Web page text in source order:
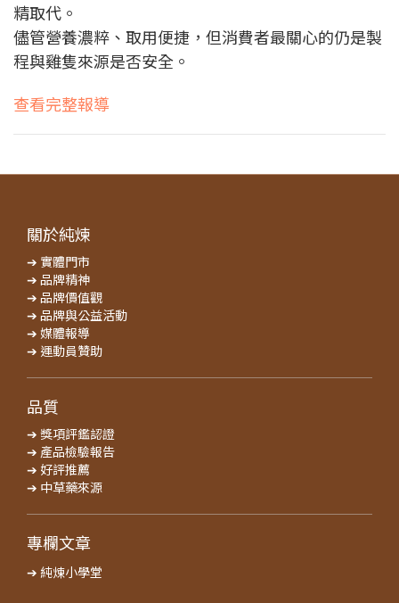
精取代。
儘管營養濃粹、取用便捷，但消費者最關心的仍是製
程與雞隻來源是否安全。
查看完整報導
關於純煉
➔ 實體門市
➔ 品牌精神
➔ 品牌價值觀
➔ 品牌與公益活動
➔ 媒體報導
➔ 運動員贊助
品質
➔ 獎項評鑑認證
➔ 產品檢驗報告
➔ 好評推薦
➔ 中草藥來源
專欄文章
➔ 純煉小學堂